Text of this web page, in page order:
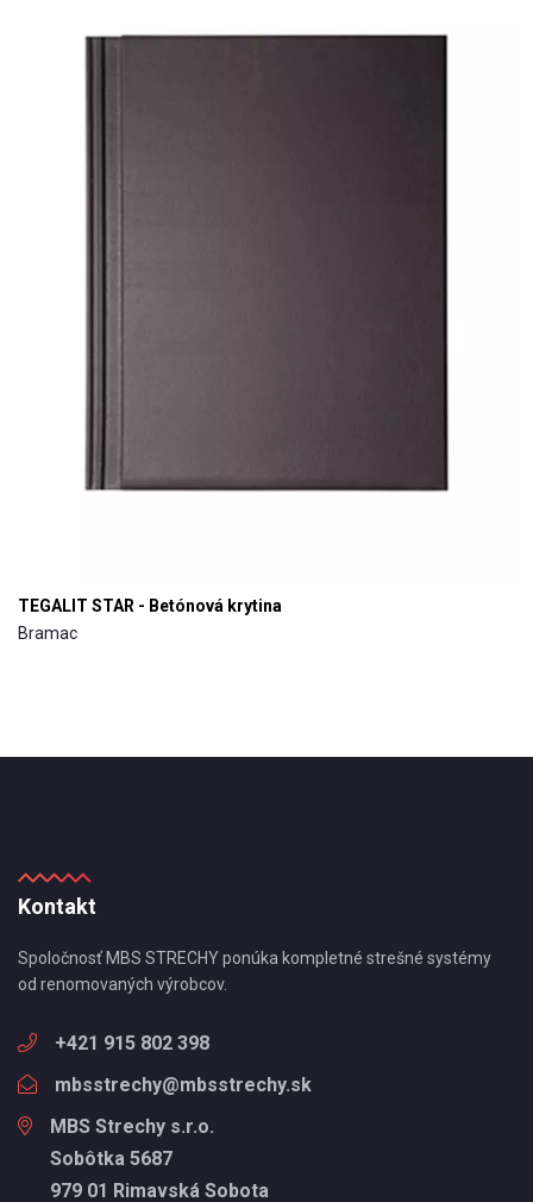
TEGALIT STAR - Betónová krytina
Bramac
Kontakt
Spoločnosť MBS STRECHY ponúka kompletné strešné systémy
od renomovaných výrobcov.
+421 915 802 398
mbsstrechy@mbsstrechy.sk
MBS Strechy s.r.o.
Sobôtka 5687
979 01 Rimavská Sobota